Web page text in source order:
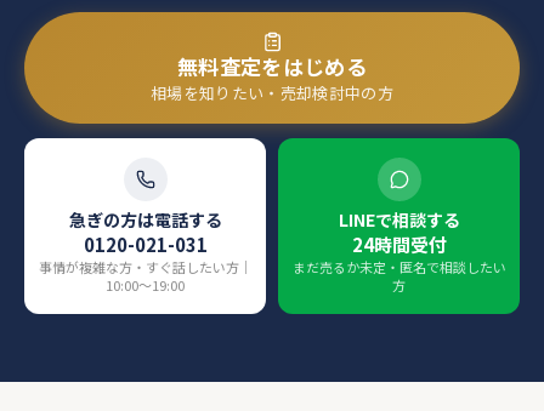
無料査定をはじめる
相場を知りたい・売却検討中の方
急ぎの方は電話する
0120-021-031
事情が複雑な方・すぐ話したい方｜
10:00〜19:00
LINEで相談する
24時間受付
まだ売るか未定・匿名で相談したい
方